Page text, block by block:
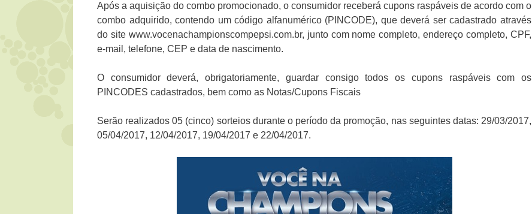
Após a aquisição do combo promocionado, o consumidor receberá cupons raspáveis de acordo com o
combo adquirido, contendo um código alfanumérico (PINCODE), que deverá ser cadastrado através
do site www.vocenachampionscompepsi.com.br, junto com nome completo, endereço completo, CPF,
e-mail, telefone, CEP e data de nascimento.
O consumidor deverá, obrigatoriamente, guardar consigo todos os cupons raspáveis com os
PINCODES cadastrados, bem como as Notas/Cupons Fiscais
Serão realizados 05 (cinco) sorteios durante o período da promoção, nas seguintes datas: 29/03/2017,
05/04/2017, 12/04/2017, 19/04/2017 e 22/04/2017.